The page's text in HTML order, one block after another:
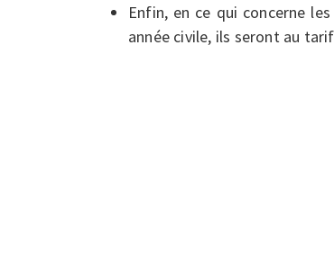
Enfin, en ce qui concerne les
année civile, ils seront au